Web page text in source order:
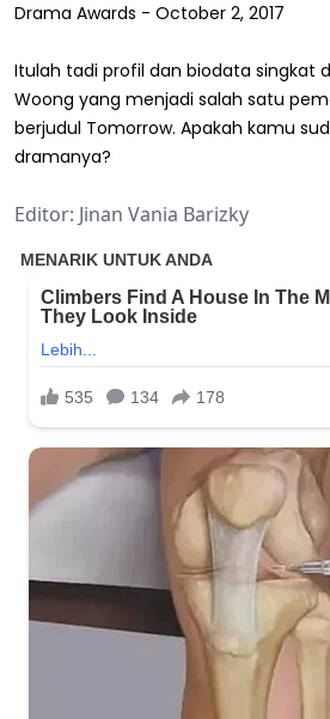
Drama Awards - October 2, 2017
Itulah tadi profil dan biodata singkat
Woong yang menjadi salah satu
berjudul Tomorrow. Apakah kamu
dramanya?
Editor: Jinan Vania Barizky